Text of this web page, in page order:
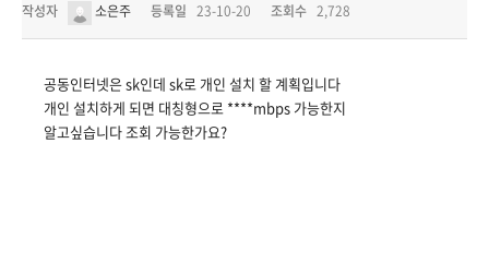
작성자 소은주 등록일 23-10-20 조회수 2,728
공동인터넷은 sk인데 sk로 개인 설치 할 계획입니다
개인 설치하게 되면 대칭형으로 ****mbps 가능한지
알고싶습니다 조회 가능한가요?